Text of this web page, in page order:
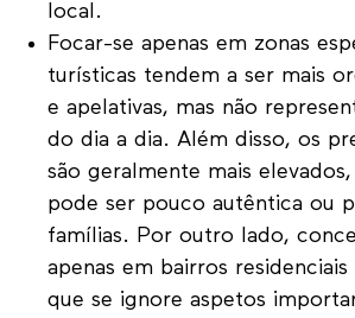
local.
Focar-se apenas em zonas
turísticas tendem a ser mais
e apelativas, mas não
do dia a dia. Além disso, os
são geralmente mais
pode ser pouco autêntica ou
famílias. Por outro lado,
apenas em bairros
que se ignore aspetos